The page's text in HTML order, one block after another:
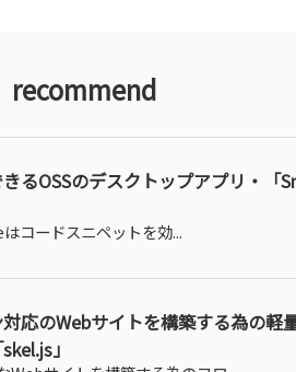
recommend
るOSSのデスクトップアプリ・「
コードスニペットを効...
応のWebサイトを構築する為の軽
」